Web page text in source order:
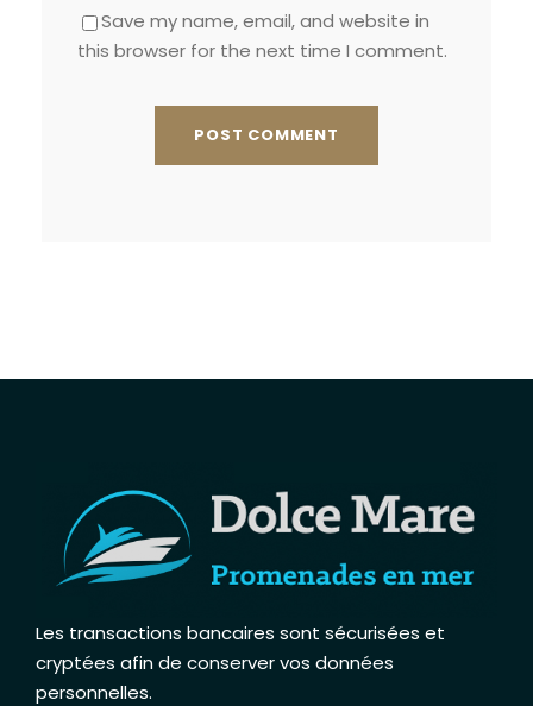
Save my name, email, and website in
this browser for the next time I comment.
Les transactions bancaires sont sécurisées et
cryptées afin de conserver vos données
personnelles.